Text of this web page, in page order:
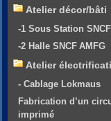
Atelier décor/bâti
-1 Sous Station SNCF
-2 Halle SNCF AMFG
Atelier
- Cablage Lokmaus
Fabrication d’un
imprimé